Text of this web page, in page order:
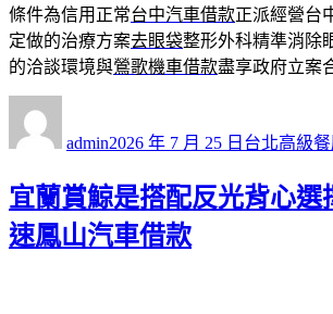
條件為信用正常台中汽車借款正派經營台
定做的治療方案去眼袋整形外科精準消除
的洽談環境與鶯歌機車借款盡享政府立案
admin佈
期:
2026 年 7 月 25 日 類
台北高級
宜蘭賞鯨是搭配反光背心選
速鳳山汽車借款